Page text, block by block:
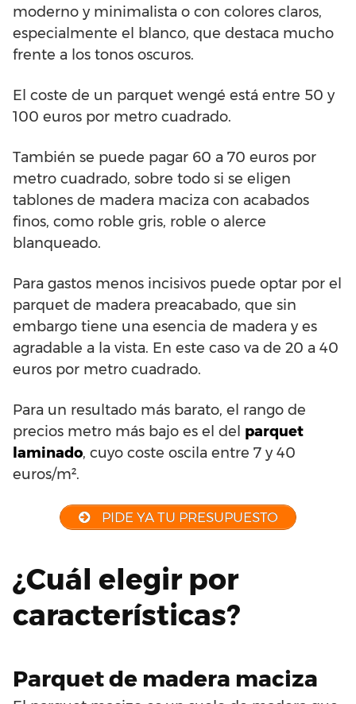
moderno y minimalista o con colores claros,
especialmente el blanco, que destaca mucho
frente a los tonos oscuros.
El coste de un parquet wengé está entre 50 y
100 euros por metro cuadrado.
También se puede pagar 60 a 70 euros por
metro cuadrado, sobre todo si se eligen
tablones de madera maciza con acabados
finos, como roble gris, roble o alerce
blanqueado.
Para gastos menos incisivos puede optar por el
parquet de madera preacabado, que sin
embargo tiene una esencia de madera y es
agradable a la vista. En este caso va de 20 a 40
euros por metro cuadrado.
Para un resultado más barato, el rango de
precios metro más bajo es el del parquet
laminado, cuyo coste oscila entre 7 y 40
euros/m².
PIDE YA TU PRESUPUESTO
¿Cuál elegir por
características?
Parquet de madera maciza